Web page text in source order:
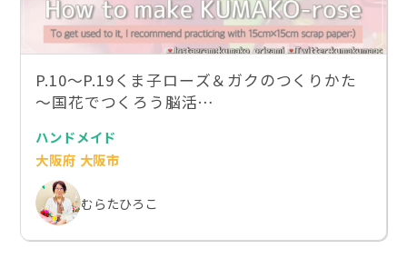
P.10～P.19くま子ローズ＆ガクのつくりかた
～国花でつくろう脳活…
ハンドメイド
大阪府 大阪市
むらたひろこ